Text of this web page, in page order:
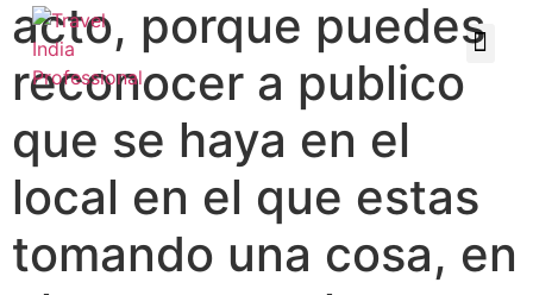
acto, porque puedes
reconocer a publico
que se haya en el
local en el que estas
tomando una cosa, en